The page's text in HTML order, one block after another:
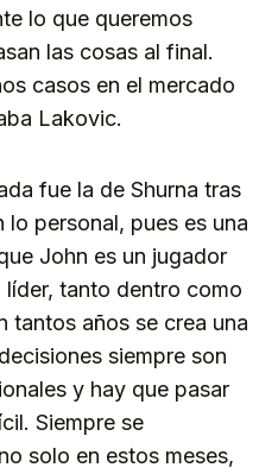
lo que queremos
las cosas al final.
casos en el mercado
Lakovic.
fue la de Shurna tras
lo personal, pues es una
John es un jugador
líder, tanto dentro como
tantos años se crea una
siempre son
y hay que pasar
Siempre se
solo en estos meses,